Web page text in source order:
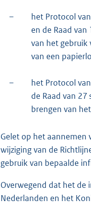
–
het Protocol
en de Raad
van het gebruik
van een
–
het Protocol
de Raad van
brengen van
Gelet op het aannemen
wijziging van de
gebruik van bepaalde
Overwegend dat het
Nederlanden en het